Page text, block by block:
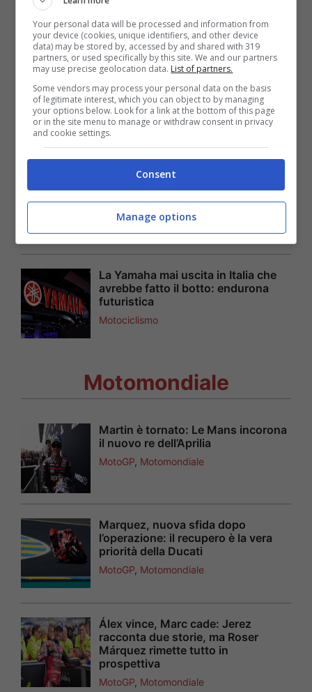
Motociclismo
straordinario: emerge la verità sulla
trattativa sottotraccia
Superbike
Grave lutto nel motociclismo: addio
ad una vera leggenda
Motociclismo
La Yamaha mai uscita in Italia che
avrebbe fatto il botto: endurona
futuristica
Motociclismo
Motomondiale
Martin è tornato: Le Mans incorona
il nuovo re dell’Aprilia
MotoGP, Motomondiale
Marquez, nuova sfida dopo
l’operazione: il recupero è la vera
priorità della Ducati
MotoGP, Motomondiale
Álex vince, Marc cade: Jerez
racconta due storie, ma Roser
Márquez rimette tutto in
prospettiva
MotoGP, Motomondiale
Your personal data will be processed and information from
your device (cookies, unique identifiers, and other device
data) may be stored by, accessed by and shared with 319
partners, or used specifically by this site. We and our partners
may use precise geolocation data. List of partners.
Some vendors may process your personal data on the basis
of legitimate interest, which you can object to by managing
your options below. Look for a link at the bottom of this page
or in the site menu to manage or withdraw consent in privacy
and cookie settings.
Consent
Manage options